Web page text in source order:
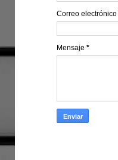
Correo electrónico
Mensaje *